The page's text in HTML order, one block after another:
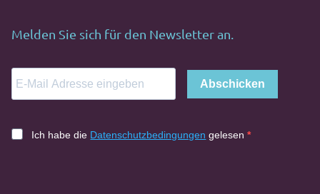
Melden Sie sich für den Newsletter an.
Abschicken
Ich habe die Datenschutzbedingungen gelesen